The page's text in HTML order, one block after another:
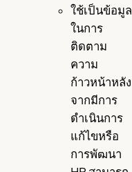
ใช้เป็นข้อมูล
ในการ
ติดตาม
ความ
ก้าวหน้าหลัง
จากมีการ
ดำเนินการ
แก้ไขหรือ
การพัฒนา